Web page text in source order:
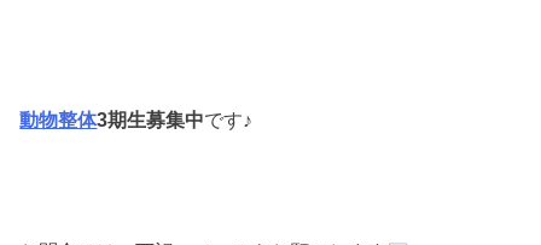
動物整体3期生募集中です♪